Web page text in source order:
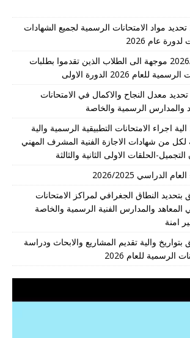
قرار رقم 2026/299 تحديد مواد الامتحانات الرسمية لجميع الشهادات
عام 2026
مذكرة ادارية رقم 2026/1 موجهة الى الطلاب الذين تقدموا بطلبات
2026 الدورة الاولى
تعميم رقم 2026/19 تحديد معدل النجاح والاكمال في الامتحانات
والمدارس الرسمية والخاصة
قرار رقم 2026/222 الية اجراء الامتحانات التطبيقية الرسمية والية
لكل من شهادات الاجازة الفنية المشرف المهني
التجميل-الحلقات الاولى الثانية والثالثة
2026/17 يتعلق بتحديد النطاق الجغرافي لمراكز الامتحانات
والمدارس الفنية الرسمية والخاصة
امنة
2026/16 يتعلق بتواريخ والية تقديم المشاريع والابحاث ودراسة
الرسمية للعام 2026